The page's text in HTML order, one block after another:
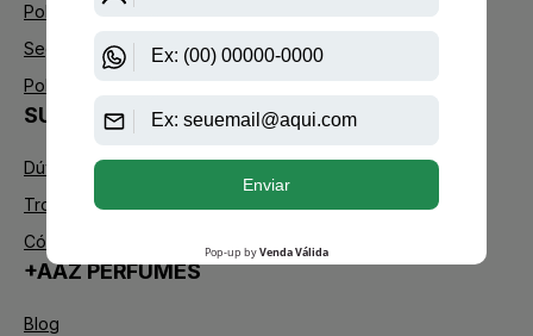
Política de Privacidade
Segurança
Política de Troca
SUPORTE
Dúvidas Frequentes
Trocas e Devoluções
Código de defesa do consumidor
+AAZ PERFUMES
Blog